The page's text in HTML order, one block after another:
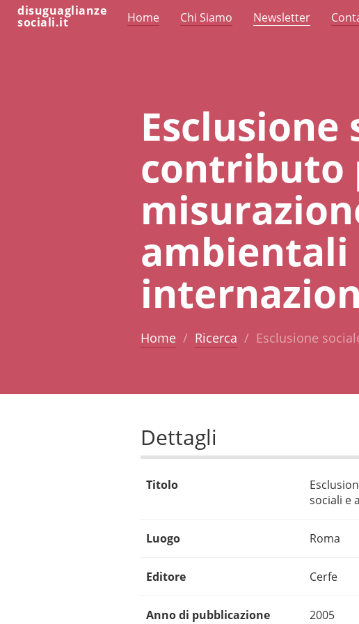
disuguaglianze
sociali.it Home Chi Siamo Newsletter
contributo
ambientali
Home Ricerca Esclusione
Dettagli
Titolo
sociali e
Luogo Roma
Editore Cerfe
Anno di pubblicazione 2005